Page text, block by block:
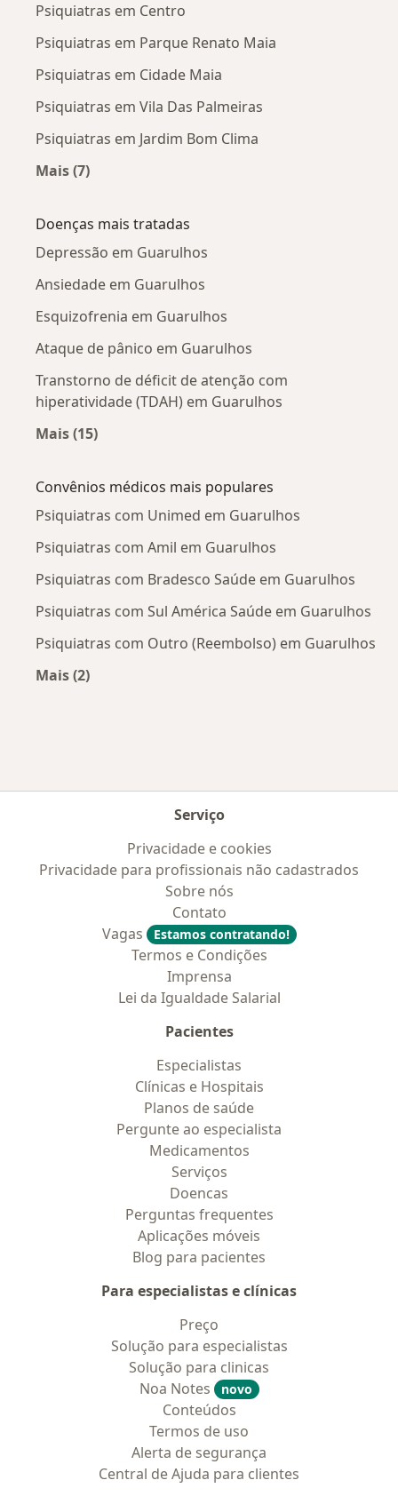
Psiquiatras em Centro
Psiquiatras em Parque Renato Maia
Psiquiatras em Cidade Maia
Psiquiatras em Vila Das Palmeiras
Psiquiatras em Jardim Bom Clima
Mais (7)
Doenças mais tratadas
Depressão em Guarulhos
Ansiedade em Guarulhos
Esquizofrenia em Guarulhos
Ataque de pânico em Guarulhos
Transtorno de déficit de atenção com
hiperatividade (TDAH) em Guarulhos
Mais (15)
Convênios médicos mais populares
Psiquiatras com Unimed em Guarulhos
Psiquiatras com Amil em Guarulhos
Psiquiatras com Bradesco Saúde em Guarulhos
Psiquiatras com Sul América Saúde em Guarulhos
Psiquiatras com Outro (Reembolso) em Guarulhos
Mais (2)
Serviço
Privacidade e cookies
Privacidade para profissionais não cadastrados
Sobre nós
Contato
Vagas
Estamos contratando!
Termos e Condições
Imprensa
Lei da Igualdade Salarial
Pacientes
Especialistas
Clínicas e Hospitais
Planos de saúde
Pergunte ao especialista
Medicamentos
Serviços
Doencas
Perguntas frequentes
Aplicações móveis
Blog para pacientes
Para especialistas e clínicas
Preço
Solução para especialistas
Solução para clinicas
Noa Notes
novo
Conteúdos
Termos de uso
Alerta de segurança
Central de Ajuda para clientes